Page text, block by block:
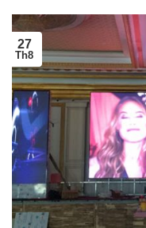
27
Th8